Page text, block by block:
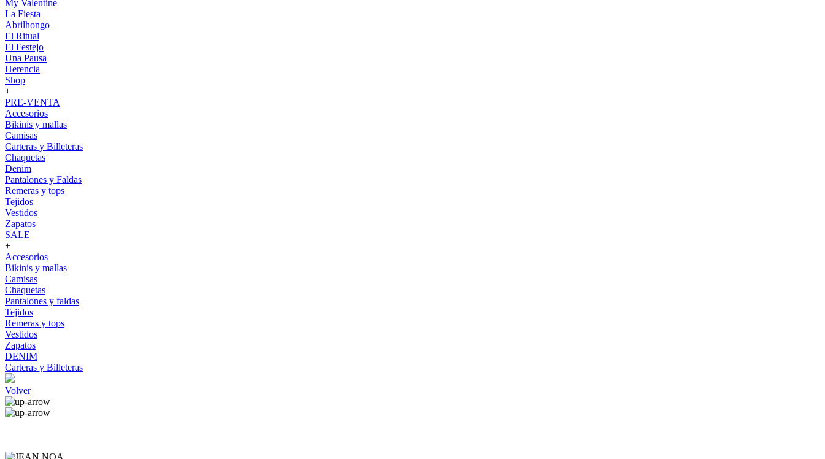
My Valentine
La Fiesta
Abrilhongo
El Ritual
El Festejo
Una Pausa
Herencia
Shop
+
PRE-VENTA
Accesorios
Bikinis y mallas
Camisas
Carteras y Billeteras
Chaquetas
Denim
Pantalones y Faldas
Remeras y tops
Tejidos
Vestidos
Zapatos
SALE
+
Accesorios
Bikinis y mallas
Camisas
Chaquetas
Pantalones y faldas
Tejidos
Remeras y tops
Vestidos
Zapatos
DENIM
Carteras y Billeteras
Volver